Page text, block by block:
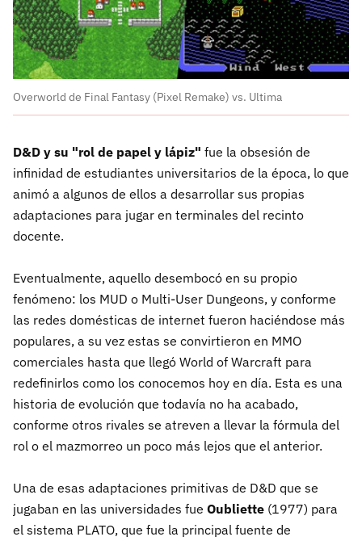
Overworld de Final Fantasy (Pixel Remake) vs. Ultima
D&D y su "rol de papel y lápiz" fue la obsesión de
infinidad de estudiantes universitarios de la época, lo que
animó a algunos de ellos a desarrollar sus propias
adaptaciones para jugar en terminales del recinto
docente.
Eventualmente, aquello desembocó en su propio
fenómeno: los MUD o Multi-User Dungeons, y conforme
las redes domésticas de internet fueron haciéndose más
populares, a su vez estas se convirtieron en MMO
comerciales hasta que llegó World of Warcraft para
redefinirlos como los conocemos hoy en día. Esta es una
historia de evolución que todavía no ha acabado,
conforme otros rivales se atreven a llevar la fórmula del
rol o el mazmorreo un poco más lejos que el anterior.
Una de esas adaptaciones primitivas de D&D que se
jugaban en las universidades fue Oubliette (1977) para
el sistema PLATO, que fue la principal fuente de